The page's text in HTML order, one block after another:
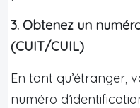
3. Obtenez un
(CUIT/CUIL)
En tant qu’étranger,
numéro